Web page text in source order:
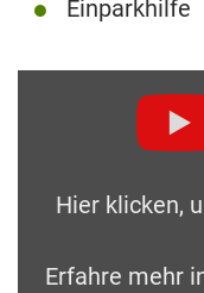
Einparkhilfe
Hier klicken,
Erfahre mehr